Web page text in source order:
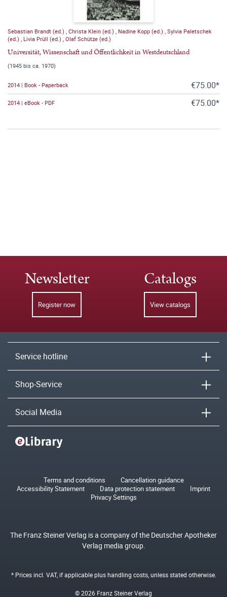
Sebastian Brandt (ed.) Christa Klein (ed.) Nadine Kopp (ed.) Sylvia Paletschek
(ed.)
Livia Prüll (ed.) Olaf Schütze (ed.)
Universität, Wissenschaft und Öffentlichkeit in Westdeutschland
(1945 bis ca. 1970)
2014 | Book - Paperback €75.00*
2014 | eBook - PDF €75.00*
Newsletter
Register now
Catalogs
View catalogs
Service hotline
Shop-Service
Social Media
Terms and conditions
Cancellation guidance
Accessibility Statement
Data protection statement
Imprint
Privacy Settings
The Franz Steiner Verlag is a company of the Deutscher Apotheker
Verlag media group.
* Prices incl. VAT, if applicable plushandling costs, unless stated otherwise.
© 2026 Franz Steiner Verlag